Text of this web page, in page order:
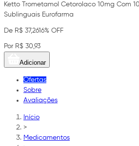
Ketto Trometamol Cetorolaco 10mg Com
Sublinguais Eurofarma
De R$ 37,2616% OFF
Por R$ 30,93
Adicionar
Ofertas
Sobre
Avaliações
Início
>
Medicamentos